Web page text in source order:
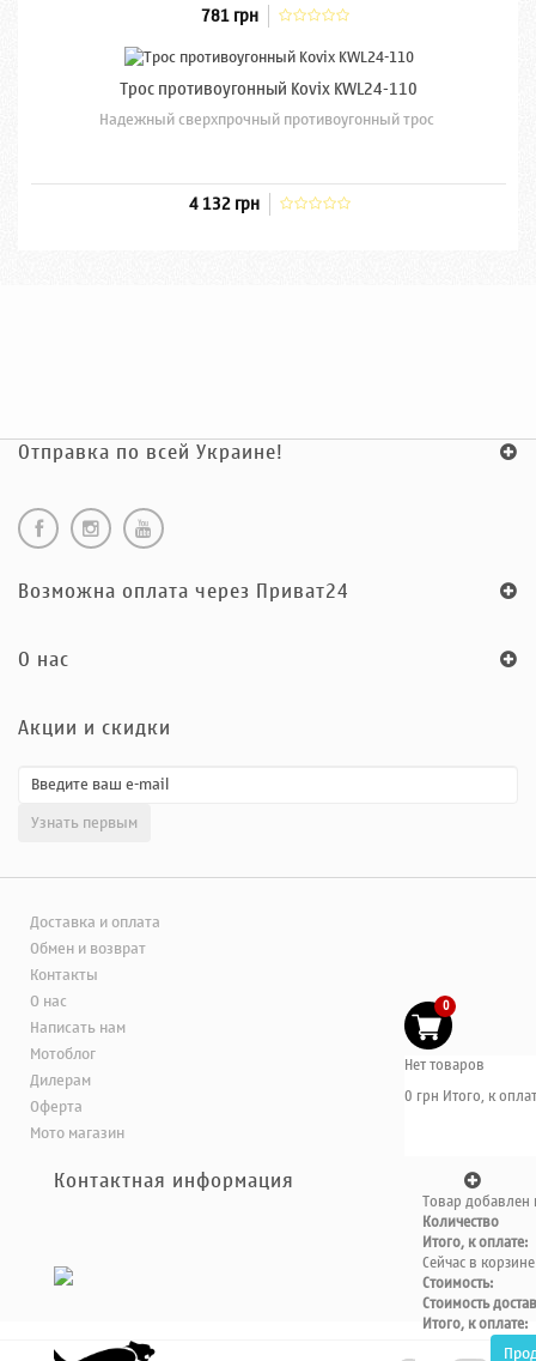
781 грн
Трос противоугонный Kovix KWL24-110
Надежный сверхпрочный противоугонный трос
4 132 грн
Отправка по всей Украине!
Возможна оплата через Приват24
O нас
Акции и скидки
Доставка и оплата
Обмен и возврат
Контакты
О нас
Написать нам
Мотоблог
Дилерам
Оферта
Мото магазин
Контактная информация
0
Нет товаров
0 грн Итого, к
Товар добавлен
Количество
Итого, к оплате:
Сейчас в
Стоимость:
Стоимость
Итого, к оплате: